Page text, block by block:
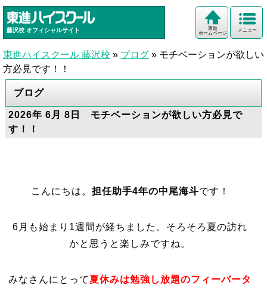
藤沢校 オフィシャルサイト メニュー
東進
ホームページ
東進ハイスクール 藤沢校 » ブログ » モチベーションが欲しい
方必見です！！
ブログ
2026年 6月 8日 モチベーションが欲しい方必見で
す！！
こんにちは。 担任助手4年の中尾海斗です！
6月も始まり1週間が経ちました。そろそろ夏の訪れ
かと思うと楽しみですね。
みなさんにとって夏休みは勉強し放題のフィーバータ